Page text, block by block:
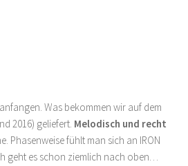
Was bekommen wir auf dem
2016) geliefert. Melodisch und recht
Phasenweise fühlt man sich an IRON
geht es schon ziemlich nach oben…